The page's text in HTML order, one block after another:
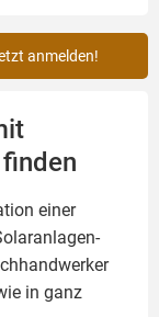
anmelden!
einer
in ganz